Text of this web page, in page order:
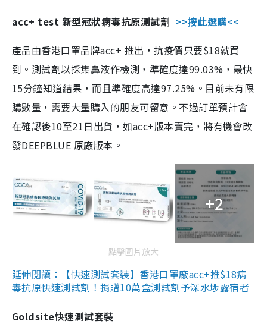
acc+ test 新型冠狀病毒抗原測試劑 >>按此選購<<
產品由香港口罩品牌acc+ 推出，抗疫價只要$18就買
到。測試劑以採集鼻液作檢測，準確度達99.03%，最快
15分鐘知道結果，而且準確度高達97.25%。目前未有限
購數量，需要大量購入的朋友可留意。不過訂單預計會
在確認後10至21日出貨，如acc+版本賣完，將有機會改
發DEEPBLUE 原廠版本。
+2
點擊圖片放大
延伸閱讀：【快速測試套裝】香港口罩廠acc+推$18病
毒抗原快速測試劑！捐贈10萬盒測試劑予深水埗露宿者
Goldsite快速測試套裝